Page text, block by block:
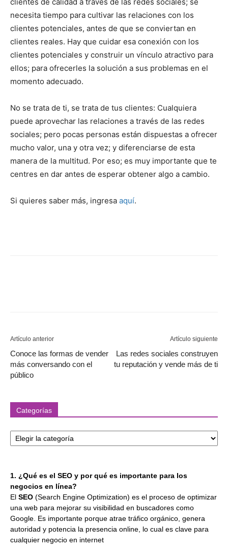
necesita tiempo para cultivar las relaciones con los
clientes potenciales, antes de que se conviertan en
clientes reales. Hay que cuidar esa conexión con los
clientes potenciales y construir un vínculo atractivo para
ellos; para ofrecerles la solución a sus problemas en el
momento adecuado.
No se trata de ti, se trata de tus clientes: Cualquiera
puede aprovechar las relaciones a través de las redes
sociales; pero pocas personas están dispuestas a ofrecer
mucho valor, una y otra vez; y diferenciarse de esta
manera de la multitud. Por eso; es muy importante que te
centres en dar antes de esperar obtener algo a cambio.
Si quieres saber más, ingresa aquí.
Artículo anterior
Conoce las formas de vender
más conversando con el
público
Artículo siguiente
Las redes sociales construyen
tu reputación y vende más de ti
Categorías
1. ¿Qué es el SEO y por qué es importante para los
negocios en línea?
El SEO (Search Engine Optimization) es el proceso de optimizar
una web para mejorar su visibilidad en buscadores como
Google. Es importante porque atrae tráfico orgánico, genera
autoridad y potencia la presencia online, lo cual es clave para
cualquier negocio en internet